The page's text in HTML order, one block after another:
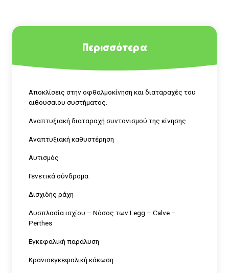
Περισσότερα
Αποκλίσεις στην οφθαλμοκίνηση και διαταραχές του
αιθουσαίου συστήματος.
Αναπτυξιακή διαταραχή συντονισμού της κίνησης
Αναπτυξιακή καθυστέρηση
Αυτισμός
Γενετικά σύνδρομα
Δισχιδής ράχη
Δυσπλασία ισχίου – Nόσος των Legg – Calve –
Perthes
Εγκεφαλική παράλυση
Κρανιοεγκεφαλική κάκωση